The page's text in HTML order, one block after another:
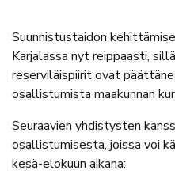
Suunnistustaidon
Karjalassa nyt reippaasti,
reserviläispiirit ovat
osallistumista maakunnan
Seuraavien yhdistysten
osallistumisesta, joissa voi
kesä-elokuun aikana: